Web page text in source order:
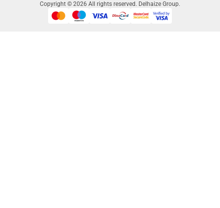
Copyright © 2026 All rights reserved. Delhaize Group.